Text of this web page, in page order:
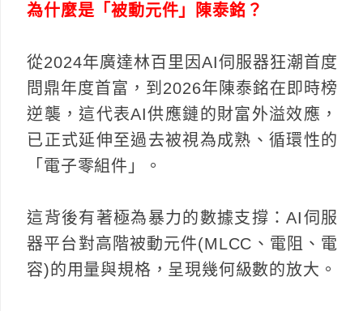
為什麼是「被動元件」陳泰銘？
從2024年廣達林百里因AI伺服器狂潮首度
問鼎年度首富，到2026年陳泰銘在即時榜
逆襲，這代表AI供應鏈的財富外溢效應，
已正式延伸至過去被視為成熟、循環性的
「電子零組件」。
這背後有著極為暴力的數據支撐：AI伺服
器平台對高階被動元件(MLCC、電阻、電
容)的用量與規格，呈現幾何級數的放大。